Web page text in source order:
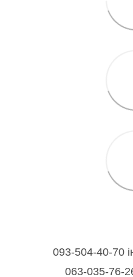
093-504-40-70
063-035-76-